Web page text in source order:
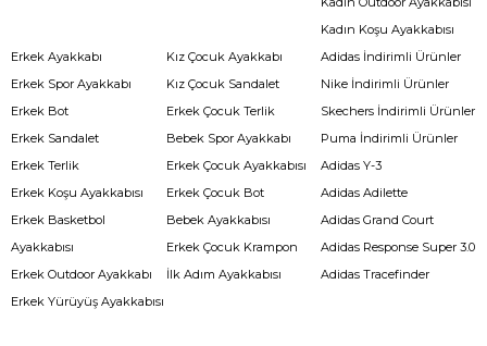
Kadın Koşu Ayakkabısı
Erkek Ayakkabı
Erkek Spor Ayakkabı
Erkek Bot
Erkek Sandalet
Erkek Terlik
Erkek Koşu Ayakkabısı
Erkek Basketbol
Ayakkabısı
Erkek Outdoor Ayakkabı
Erkek Yürüyüş Ayakkabısı
Kız Çocuk Ayakkabı
Kız Çocuk Sandalet
Erkek Çocuk Terlik
Bebek Spor Ayakkabı
Erkek Çocuk Ayakkabısı
Erkek Çocuk Bot
Bebek Ayakkabısı
Erkek Çocuk Krampon
İlk Adım Ayakkabısı
Adidas İndirimli Ürünler
Nike İndirimli Ürünler
Skechers İndirimli Ürünler
Puma İndirimli Ürünler
Adidas Y-3
Adidas Adilette
Adidas Grand Court
Adidas Response Super 3.0
Adidas Tracefinder